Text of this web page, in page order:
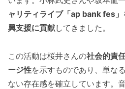
ャリティライブ「ap bank fes」
興支援に貢献してきました。
この活動は桜井さんの社会的責
ージ性を示すものであり、単な
ない存在感を確立しています。